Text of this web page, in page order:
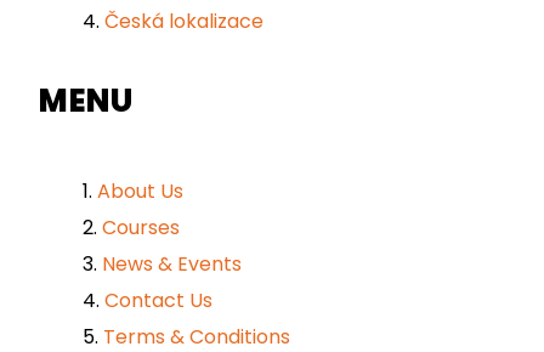
Česká lokalizace
MENU
About Us
Courses
News & Events
Contact Us
Terms & Conditions